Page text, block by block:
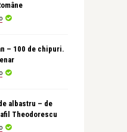
– 100 de chipuri.
albastru – de
Theodorescu